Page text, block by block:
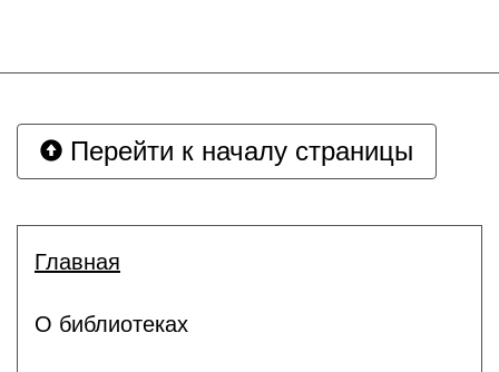
Перейти к началу страницы
Главная
О библиотеках